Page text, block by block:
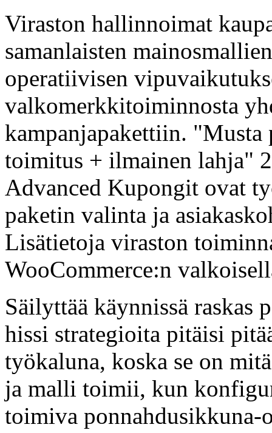
Viraston hallinnoimat
samanlaisten
operatiivisen
valkomerkkitoiminnosta
kampanjapakettiin.
toimitus + ilmainen lahja"
Advanced Kupongit ovat
paketin valinta ja
Lisätietoja viraston
WooCommerce:n
Säilyttää käynnissä raskas
hissi strategioita pitäisi
työkaluna, koska se on
ja malli toimii, kun
toimiva ponnahdusikkuna-